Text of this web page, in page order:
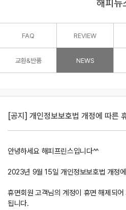
해피뉴
FAQ REVIEW
교환&반품 NEWS
[공지] 개인정보보호법 개정에 따른
안녕하세요 해피프린스입니다^^
2023년 9월 15일 개인정보보호법 개정
휴면회원 고객님의 계정이 휴면 해제되
됩니다.